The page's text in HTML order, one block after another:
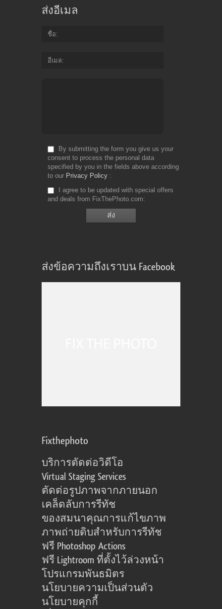
ส่งอีเมล
ชื่อ
อีเมล
By submitting the form you give us your
consent to process the personal data
specified by you in the fields above according
to our Privacy Policy
I agree to be updated with special offers
and deals from FixThePhoto.com
ส่งข้อความถึงเราบน Facebook
Fixthephoto
บริการตัดต่อวิดีโอ
Virtual Staging Services
ตัดต่อรูปภาพจากภายนอก
เคล็ดลับการรีทัช
ของสมนาคุณการแก้ไขภาพ
ภาพถ่ายดิบสำหรับการรีทัช
ฟรี Photoshop Actions
ฟรี Lightroom ที่ตั้งไว้ล่วงหน้า
โปรแกรมพันธมิตร
นโยบายความเป็นส่วนตัว
นโยบายคุกกี้